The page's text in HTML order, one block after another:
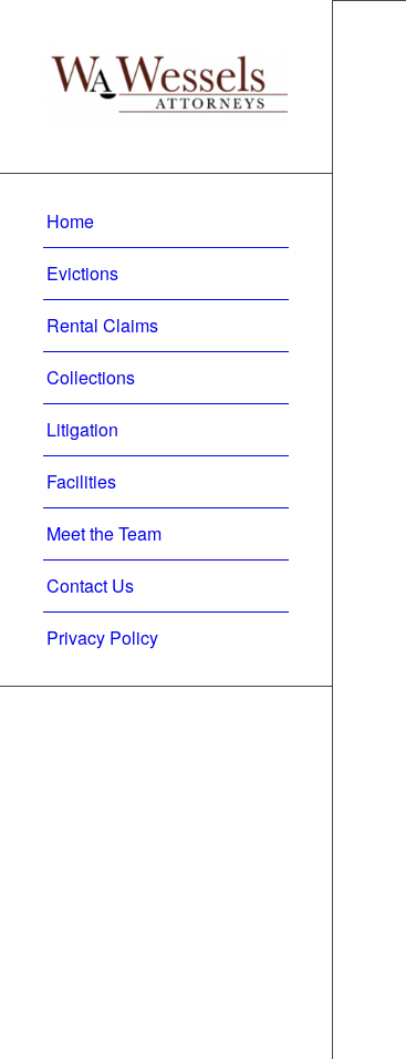
Home
Evictions
Rental Claims
Collections
Litigation
Facilities
Meet the Team
Contact Us
Privacy Policy